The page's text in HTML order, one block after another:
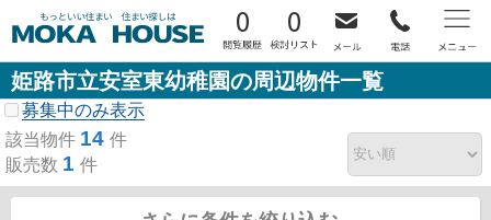
0 0
姫路市立安室東幼稚園の周辺物件一覧
募集中のみ表示
該当物件 14 件
販売数 1 件